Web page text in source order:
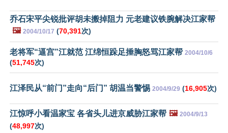
乔石宋平尖锐批评胡未搬掉阻力 元老建议铁腕解决江家帮
🖼️ 2004/10/17 (70,391次)
老将军“逼宫”江就范 江绵恒跺足捶胸怒骂江家帮 2004/10/6
(51,745次)
江泽民从“前门”走向“后门” 胡温当警惕 2004/9/29 (16,905次)
江惊呼小看温家宝 各省头儿进京威胁江家帮 🖼️ 2004/9/13
(48,997次)